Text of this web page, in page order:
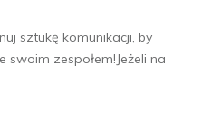
sztukę komunikacji, by
swoim zespołem!Jeżeli na